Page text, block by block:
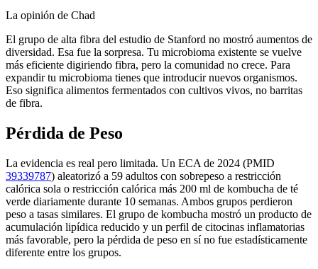
La opinión de Chad
El grupo de alta fibra del estudio de Stanford no mostró aumentos de
diversidad. Esa fue la sorpresa. Tu microbioma existente se vuelve
más eficiente digiriendo fibra, pero la comunidad no crece. Para
expandir tu microbioma tienes que introducir nuevos organismos.
Eso significa alimentos fermentados con cultivos vivos, no barritas
de fibra.
Pérdida de Peso
La evidencia es real pero limitada. Un ECA de 2024 (PMID
39339787) aleatorizó a 59 adultos con sobrepeso a restricción
calórica sola o restricción calórica más 200 ml de kombucha de té
verde diariamente durante 10 semanas. Ambos grupos perdieron
peso a tasas similares. El grupo de kombucha mostró un producto de
acumulación lipídica reducido y un perfil de citocinas inflamatorias
más favorable, pero la pérdida de peso en sí no fue estadísticamente
diferente entre los grupos.